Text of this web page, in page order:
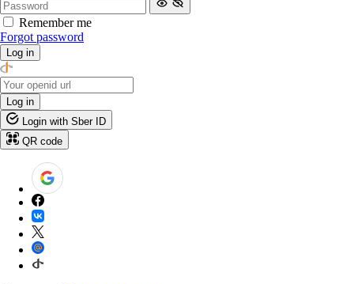
Remember me
Forgot password
Log in
Log in
Login with Sber ID
QR code